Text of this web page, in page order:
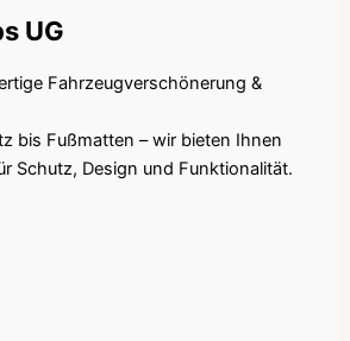
UG
Fahrzeugverschönerung &
bis Fußmatten – wir bieten Ihnen
Schutz, Design und Funktionalität.